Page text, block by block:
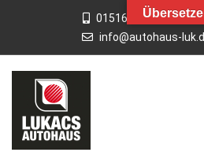
015163769659
info@autohaus-